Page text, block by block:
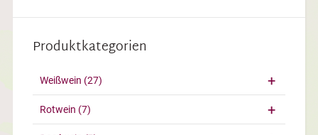
Produktkategorien
Weißwein (27)
Rotwein (7)